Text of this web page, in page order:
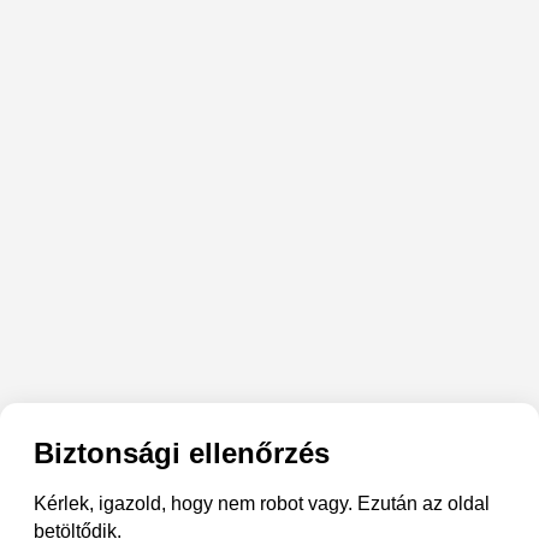
Biztonsági ellenőrzés
Kérlek, igazold, hogy nem robot vagy. Ezután az oldal
betöltődik.